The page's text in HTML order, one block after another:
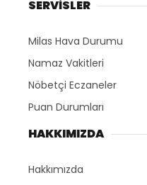
SERVİSLER
Milas Hava Durumu
Namaz Vakitleri
Nöbetçi Eczaneler
Puan Durumları
HAKKIMIZDA
Hakkımızda